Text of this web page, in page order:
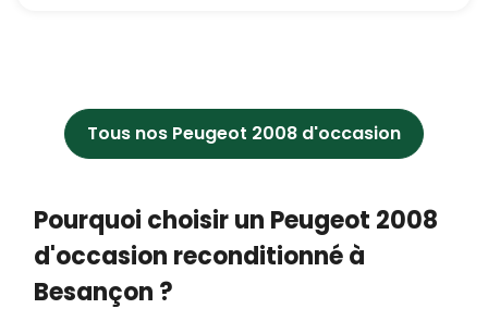
consommation, vous pouvez vous opposer à
tout moment à être démarché par téléphone,
en vous inscrivant gratuitement sur
Tous nos Peugeot 2008 d'occasion
Pourquoi choisir un Peugeot 2008
d'occasion reconditionné à
Besançon ?